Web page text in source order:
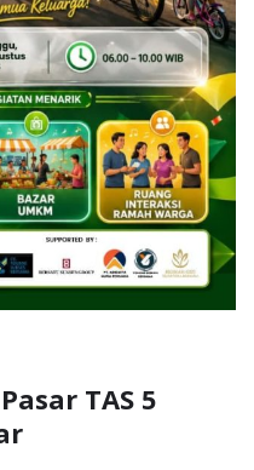
TAS 5